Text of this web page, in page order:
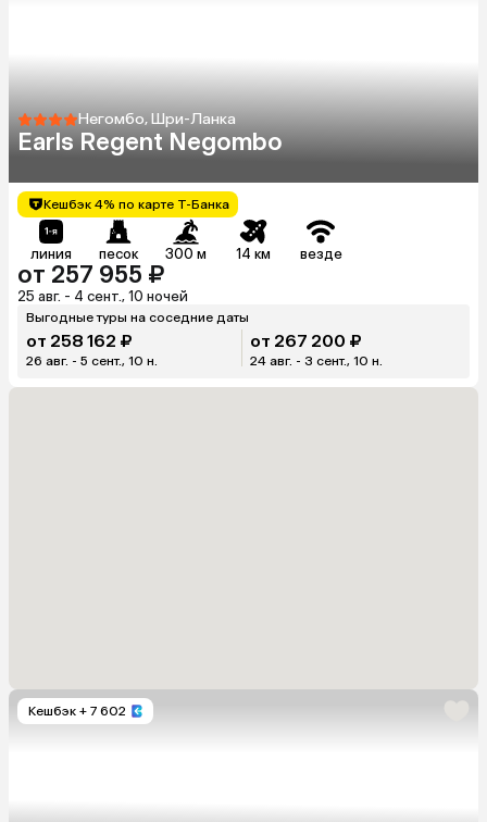
Негомбо, Шри-Ланка
Earls Regent Negombo
Кешбэк 4% по карте Т-Банка
линия песок 300 м 14 км везде
от 257 955 ₽
25 авг. - 4 сент., 10 ночей
Выгодные туры на соседние даты
от 258 162 ₽
26 авг. - 5 сент., 10 н.
от 267 200 ₽
24 авг. - 3 сент., 10 н.
Кешбэк + 7 602